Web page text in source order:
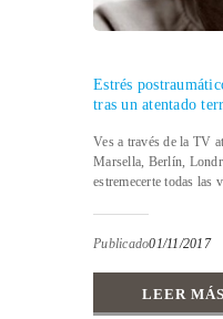
Estrés
tras un atentado
Ves a través de la TV
Marsella, Berlín,
estremecerte todas las
Publicado01/11/2017
LEER MÁS